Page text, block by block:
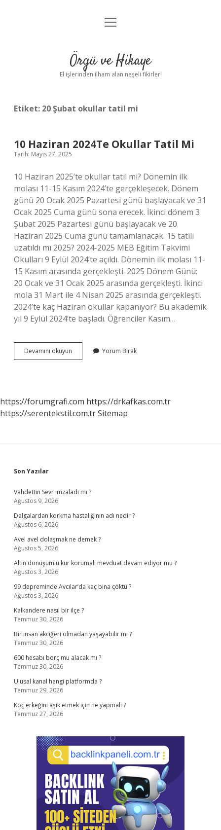
Anasayfa
Yasal Uyarı
menüyü
Örgü ve Hikaye
El işlerinden ilham alan neşeli fikirler!
Etiket: 20 Şubat okullar tatil mi
10 Haziran 2024Te Okullar Tatil Mi
Tarih: Mayıs 27, 2025
10 Haziran 2025’te okullar tatil mi? Dönemin ilk
molası 11-15 Kasım 2024’te gerçekleşecek. Dönem
günü 20 Ocak 2025 Pazartesi günü başlayacak ve 31
Ocak 2025 Cuma günü sona erecek. İkinci dönem 3
Şubat 2025 Pazartesi günü başlayacak ve 20
Haziran 2025 Cuma günü tamamlanacak. 15 tatili
uzatıldı mı 2025? 2024-2025 MEB Eğitim Takvimi
Okulları 9 Eylül 2024’te açıldı. Dönemin ilk molası 11-
15 Kasım arasında gerçekleşti. 2025 Dönem Günü:
20 Ocak ve 31 Ocak 2025 arasında gerçekleşti. İkinci
mola 31 Mart ile 4 Nisan 2025 arasında gerçekleşti.
2024’te kaç Haziran okullar kapanıyor? Bu akademik
yıl 9 Eylül 2024’te başladı. Öğrenciler Kasım…
Devamını okuyun
Haziran
Yorum Bırak
https://forumgrafi.com https://drkafkas.com.tr
https://serentekstil.com.trSitemap
Sidebar
Son Yazılar
Vahdettin Sevr imzaladı mı ?
Ağustos 9, 2026
Dalgalardan korkma hastalığının adı nedir ?
Ağustos 6, 2026
Avel avel dolaşmak ne demek ?
Ağustos 5, 2026
Altın dönüşümlü kur korumalı mevduat devam ediyor mu ?
Ağustos 3, 2026
99 depreminde Avcılar’da kaç bina çöktü ?
Ağustos 3, 2026
Kalkandere nasıl bir ilçe ?
Temmuz 30, 2026
Bir insan akciğeri olmadan yaşayabilir mi ?
Temmuz 30, 2026
600 hesabı borç mu alacak mı ?
Temmuz 30, 2026
Ulusal kanal hangi platformda ?
Temmuz 29, 2026
Koç erkeğini aşık etmek için ne yapmalı ?
Temmuz 27, 2026